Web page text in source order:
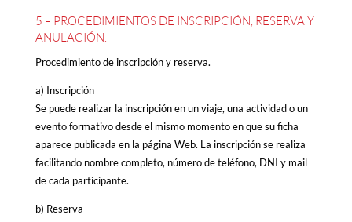
5 – PROCEDIMIENTOS DE INSCRIPCIÓN, RESERVA Y
ANULACIÓN.
Procedimiento de inscripción y reserva.
a) Inscripción
Se puede realizar la inscripción en un viaje, una actividad o un
evento formativo desde el mismo momento en que su ficha
aparece publicada en la página Web. La inscripción se realiza
facilitando nombre completo, número de teléfono, DNI y mail
de cada participante.
b) Reserva